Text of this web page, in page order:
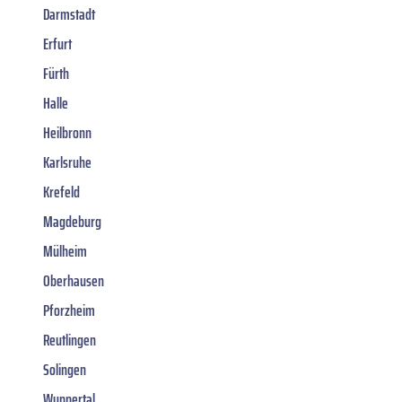
Darmstadt
Erfurt
Fürth
Halle
Heilbronn
Karlsruhe
Krefeld
Magdeburg
Mülheim
Oberhausen
Pforzheim
Reutlingen
Solingen